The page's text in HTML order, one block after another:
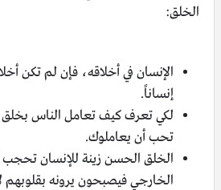
الخلق:
الإنسان في أخلاقه، فإن لم تكن
إنساناً.
لكي تعرف كيف تعامل الناس
تحب أن يعاملوك.
الخلق الحسن زينة للإنسان
الخارجي فيصبحون يرونه بقلوبهم